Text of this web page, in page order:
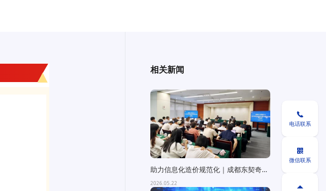
相关新闻
助力信息化造价规范化｜成都东契奇科
技受邀为成都市大数据中...
2026.05.22

电话联系

微信联系
